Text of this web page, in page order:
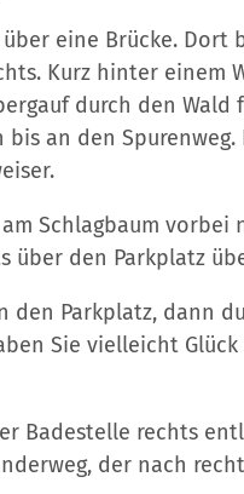
eine Brücke. Dort
Kurz hinter einem
durch den
an den
Schlagbaum vorbei
über den Parkplatz
den Parkplatz, dann
Sie vielleicht
Badestelle rechts
der nach